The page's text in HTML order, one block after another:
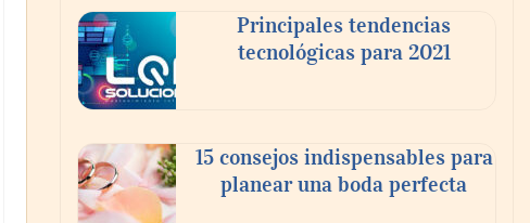
Principales tendencias
tecnológicas para 2021
15 consejos indispensables para
planear una boda perfecta